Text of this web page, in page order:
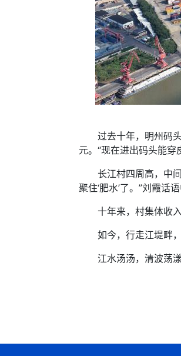
过去十年，明州码头
元。“现在进出码头能穿
长江村四周高，中间
聚住‘肥水’了。”刘霞话
十年来，村集体收入
如今，行走江堤畔，
江水汤汤，清波荡漾